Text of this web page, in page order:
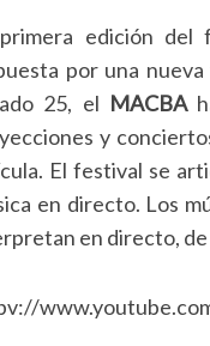
edición del
por una
25, el MACBA
y
El festival se
en directo. Los
en directo, de